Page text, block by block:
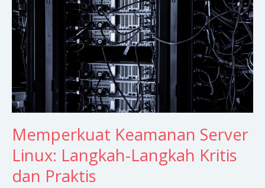
Memperkuat Keamanan Server
Linux: Langkah-Langkah Kritis
dan Praktis
Linux:
Langkah-
Langkah
Kritis
dan
Praktis